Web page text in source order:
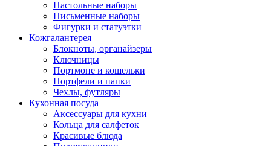
Настольные наборы
Письменные наборы
Фигурки и статуэтки
Кожгалантерея
Блокноты, органайзеры
Ключницы
Портмоне и кошельки
Портфели и папки
Чехлы, футляры
Кухонная посуда
Аксессуары для кухни
Кольца для салфеток
Красивые блюда